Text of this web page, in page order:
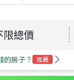
限總價
的房子？ 推薦